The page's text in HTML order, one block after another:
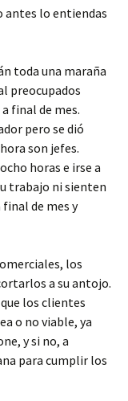
antes lo entiendas
toda una maraña
preocupados
final de mes.
pero se dió
son jefes.
horas e irse a
trabajo ni sienten
de mes y
los
a su antojo.
los clientes
o no viable, ya
y si no, a
para cumplir los